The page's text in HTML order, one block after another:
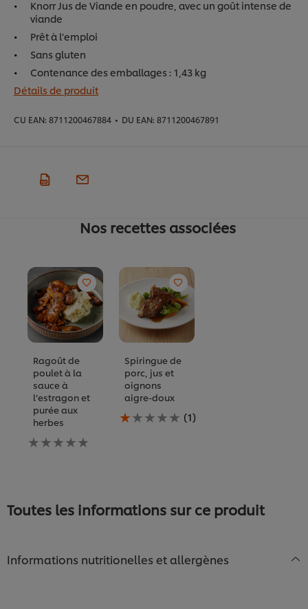
Knorr Jus de Viande en poudre, avec un goût intense de
viande
Prêt à l’emploi
Sans gluten
Contenance des emballages : 1,43 kg
Détails de produit
CU EAN: 8711200467884 • DU EAN: 8711200467891
Nos recettes associées
Ragoût de
poulet à la
sauce à
l’estragon et
purée aux
herbes
Aucune
évaluation
Spiringue de
porc, jus et
oignons
aigre-doux
La
note
jus
doux
(1)
Toutes les informations sur ce produit
Informations nutritionelles et allergènes